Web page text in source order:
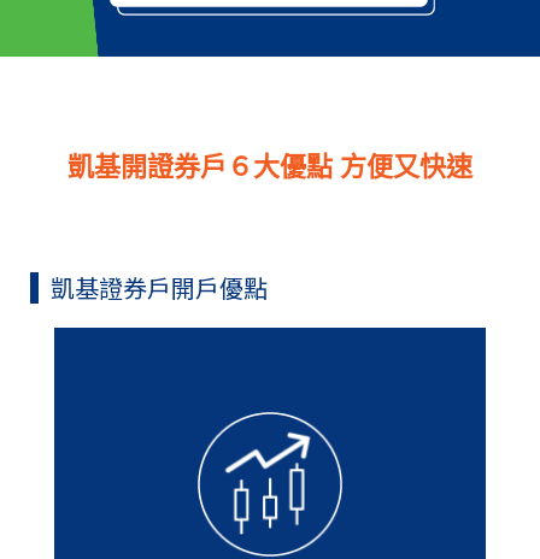
凱基開證券戶６大優點 方便又快速
凱基證券戶開戶優點
證券開戶時間只需6分鐘，並且今日申
辦，最快隔天下單。此外，即使上次開
證券戶開到一半未完成的朋友，只要30
天內回來，還可從上次中斷處繼續填寫